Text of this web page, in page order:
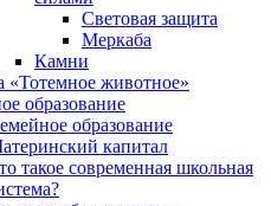
Световая защита
Меркаба
Камни
«Тотемное животное»
образование
образование
капитал
такое современная школьная